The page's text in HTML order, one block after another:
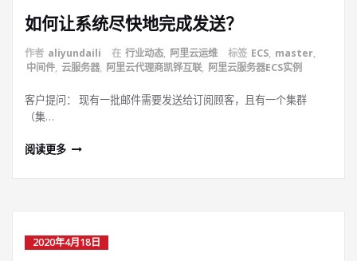
如何让系统尽快地完成发送？
作者 aliyundaili 在 行业动态, 阿里云运维 标签 ECS, master,
中间件, 云服务器, 阿里云代理商凯铧互联, 阿里云服务器ECS实例
客户提问： 现有一批邮件需要发送给订阅顾客，且有一个集群
（集…
阅读更多
2020年4月18日